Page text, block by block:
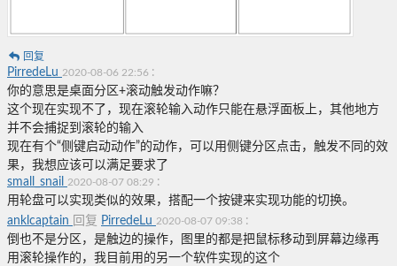
回复
PirredeLu 2020-08-06 22:56 :
你的意思是桌面分区+滚动触发动作嘛？
这个现在实现不了，现在滚轮输入动作只能在悬浮面板上，其他地方
并不会捕捉到滚轮的输入
现在有个“侧键启动动作”的动作，可以用侧键分区点击，触发不同的效
果，我想应该可以满足要求了
small_snail
2020-08-07 08:29 :
用轮盘可以实现类似的效果，搭配一个按键来实现功能的切换。
anklcaptain
回复 PirredeLu 2020-08-07 09:38 :
倒也不是分区，是触边的操作，图里的都是把鼠标移动到屏幕边缘再
用滚轮操作的，我目前用的另一个软件实现的这个